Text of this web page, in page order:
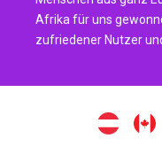
Afrika für uns
zufriedener Nutzer